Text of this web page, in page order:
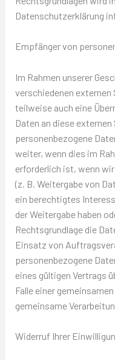
Datenschutzerklärung
Empfänger von
Im Rahmen unserer
verschiedenen externen
teilweise auch eine
Daten an diese
personenbezogene
weiter, wenn dies im
erforderlich ist, wenn
(z. B. Weitergabe von
ein berechtigtes
der Weitergabe haben
Rechtsgrundlage die
Einsatz von
personenbezogene
eines gültigen Vertrags
Falle einer
gemeinsame
Widerruf Ihrer